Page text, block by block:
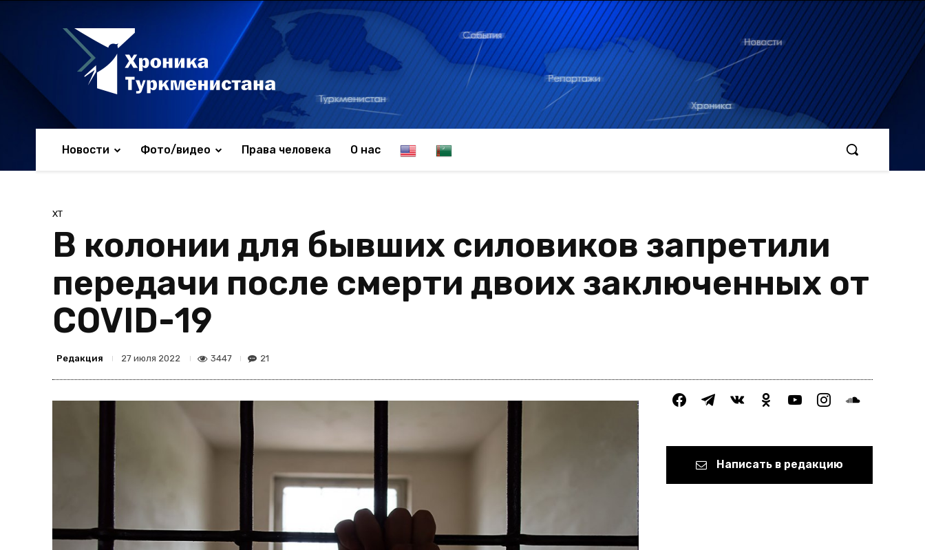
Новости Фото/видео Права человека О нас E
l
h
T
k
n
c
ХТ
В колонии для бывших силовиков запретили
передачи после смерти двоих заключенных от
COVID-19
Редакция 27 июля 2022 3447 21
facebooktelegramvkontakteodnoklassniki
youtubeinstagramsoundcloud
Написать в редакцию